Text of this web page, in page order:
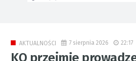
AKTUALNOŚCI 7 sierpnia 2026 22:17
KO przejmie